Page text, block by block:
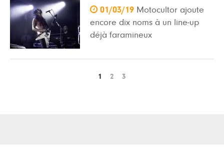
 01/03/19 Motocultor ajoute
encore dix noms à un line-up
déjà faramineux
1 2 3